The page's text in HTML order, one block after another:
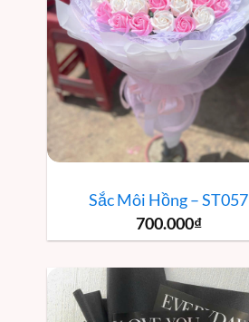
Sắc Môi Hồng – ST057
700.000₫